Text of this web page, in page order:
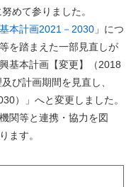
めて参りました。
本計画2021－2030 」につ
を踏まえた一部見直しが
基本計画【変更】（2018
び計画期間を見直し、
）」へと変更しました。
関等と連携・協力を図
ます。